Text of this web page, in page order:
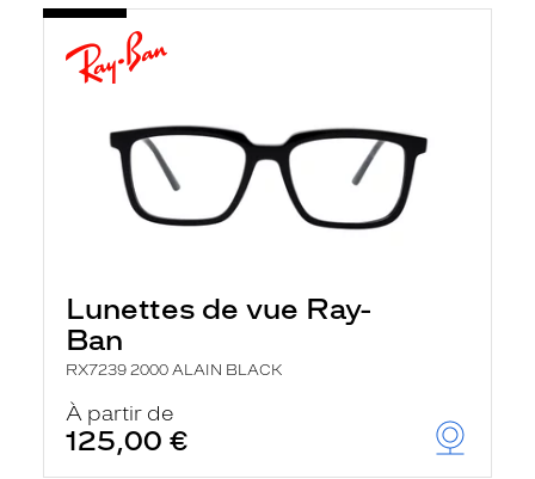
Lunettes de vue Ray-
Ban
RX7239 2000 ALAIN BLACK
À partir de
125,00 €